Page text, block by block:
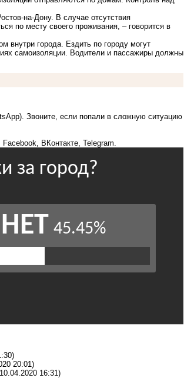
на-Дону. В случае отсутствия
по месту своего проживания, – говорится в
внутри города. Ездить по городу могут
самоизоляции. Водители и пассажиры должны
Звоните, если попали в сложную ситуацию
Facebook ВКонтакте Telegram
20:01)
16:31)